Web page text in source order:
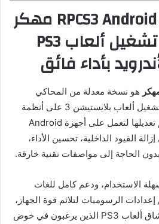
ما هو محاكي RPCS3 Android مهكر
وكيف يتيح لك تشغيل ألعاب PS3
بأداء فائق
هو نسخة معدلة من المحاكي
الأصلي RPCS3 المصمم لتشغيل ألعاب بلايستيشن 3 على أنظمة
مختلفة. النسخة المهكرة تم تعديلها لتعمل على أجهزة Android
القيود الداخلية، تحسين الأداء،
الحاجة إلى مواصفات تقنية خارقة.
الاستخدام، ودعم كامل للغات
الرسوميات لتلائم قوة الجهاز،
مما يجعله الحل المثالي لعشاق ألعاب PS3 الذين يرغبون في خوض